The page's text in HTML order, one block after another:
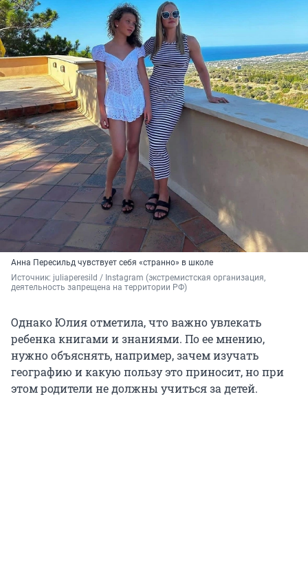
Анна Пересильд чувствует себя «странно» в школе
Источник: juliaperesild / Instagram (экстремистская организация,
деятельность запрещена на территории РФ)
Однако Юлия отметила, что важно увлекать
ребенка книгами и знаниями. По ее мнению,
нужно объяснять, например, зачем изучать
географию и какую пользу это приносит, но при
этом родители не должны учиться за детей.